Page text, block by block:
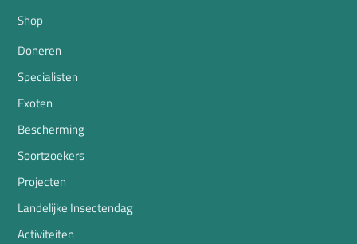
Shop
Doneren
Specialisten
Exoten
Bescherming
Soortzoekers
Projecten
Landelijke Insectendag
Activiteiten